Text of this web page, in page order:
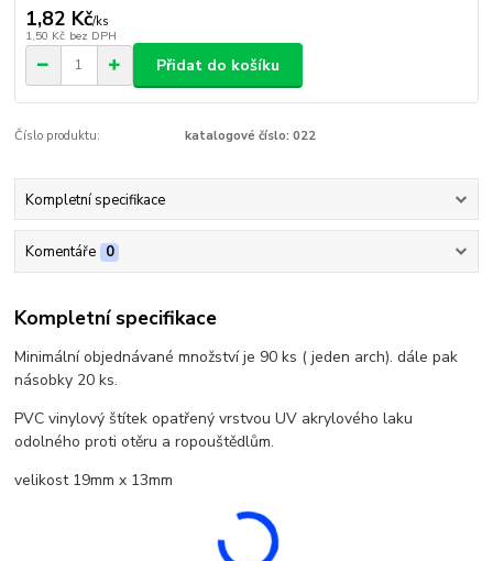
1,82 Kč/ks
1,50 Kč bez DPH
Přidat do košíku
Číslo produktu: katalogové číslo: 022
Kompletní specifikace
Komentáře 0
Kompletní specifikace
Minimální objednávané množství je 90 ks ( jeden arch). dále pak
násobky 20 ks.
PVC vinylový štítek opatřený vrstvou UV akrylového laku
odolného proti otěru a ropouštědlům.
velikost 19mm x 13mm